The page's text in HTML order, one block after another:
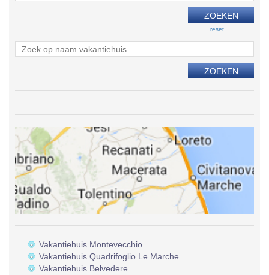
reset
Vakantiehuis Montevecchio
Vakantiehuis Quadrifoglio Le Marche
Vakantiehuis Belvedere